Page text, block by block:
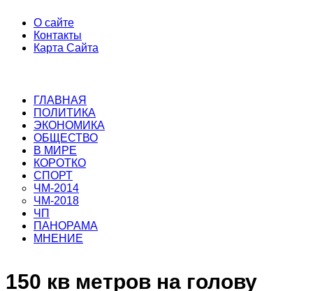
О сайте
Контакты
Карта Сайта
ГЛАВНАЯ
ПОЛИТИКА
ЭКОНОМИКА
ОБЩЕСТВО
В МИРЕ
КОРОТКО
СПОРТ
ЧМ-2014
ЧМ-2018
ЧП
ПАНОРАМА
МНЕНИЕ
150 кв метров на голову